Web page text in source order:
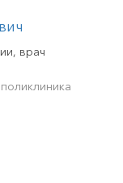
врач